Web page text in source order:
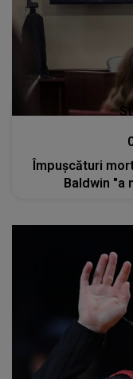
Împuşcături
Baldwin "a